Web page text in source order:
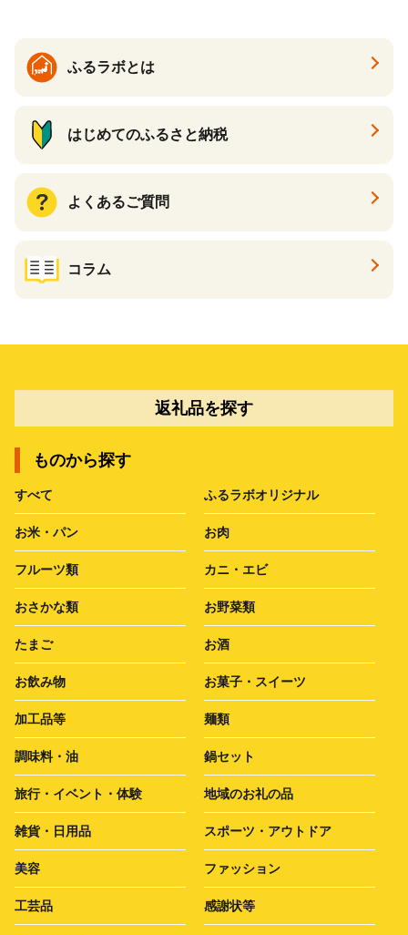
ふるラボとは
はじめてのふるさと納税
よくあるご質問
コラム
返礼品を探す
ものから探す
すべて ふるラボオリジナル
お米・パン お肉
フルーツ類 カニ・エビ
おさかな類 お野菜類
たまご お酒
お飲み物 お菓子・スイーツ
加工品等 麺類
調味料・油 鍋セット
旅行・イベント・体験 地域のお礼の品
雑貨・日用品 スポーツ・アウトドア
美容 ファッション
工芸品 感謝状等